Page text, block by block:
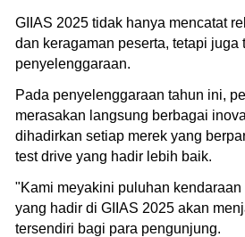
GIIAS 2025 tidak hanya mencatat
dan keragaman peserta, tetapi juga
penyelenggaraan.
Pada penyelenggaraan tahun ini,
merasakan langsung berbagai
dihadirkan setiap merek yang
test drive yang hadir lebih baik.
"Kami meyakini puluhan
yang hadir di GIIAS 2025 akan
tersendiri bagi para pengunjung.